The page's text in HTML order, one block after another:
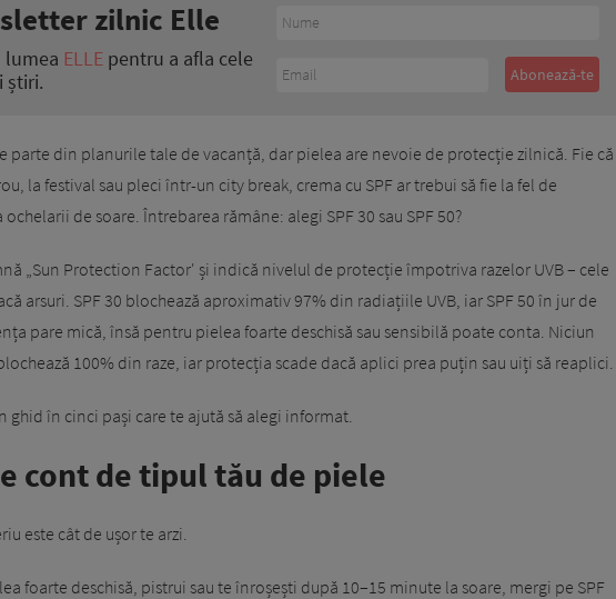
zilnic Elle
lumea ELLE pentru a afla cele
știri.
parte din planurile tale de vacanță, dar pielea are nevoie de protecție zilnică. Fie că
la festival sau pleci într-un city break, crema cu SPF ar trebui să fie la fel de
ochelarii de soare. Întrebarea rămâne: alegi SPF 30 sau SPF 50?
„Sun Protection Factor' și indică nivelul de protecție împotriva razelor UVB – cele
arsuri. SPF 30 blochează aproximativ 97% din radiațiile UVB, iar SPF 50 în jur de
pare mică, însă pentru pielea foarte deschisă sau sensibilă poate conta. Niciun
100% din raze, iar protecția scade dacă aplici prea puțin sau uiți să reaplici.
ghid în cinci pași care te ajută să alegi informat.
cont de tipul tău de piele
este cât de ușor te arzi.
foarte deschisă, pistrui sau te înroșești după 10–15 minute la soare, mergi pe SPF